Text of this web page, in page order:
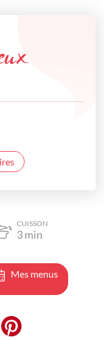
CUISSON
3min
Mes menus